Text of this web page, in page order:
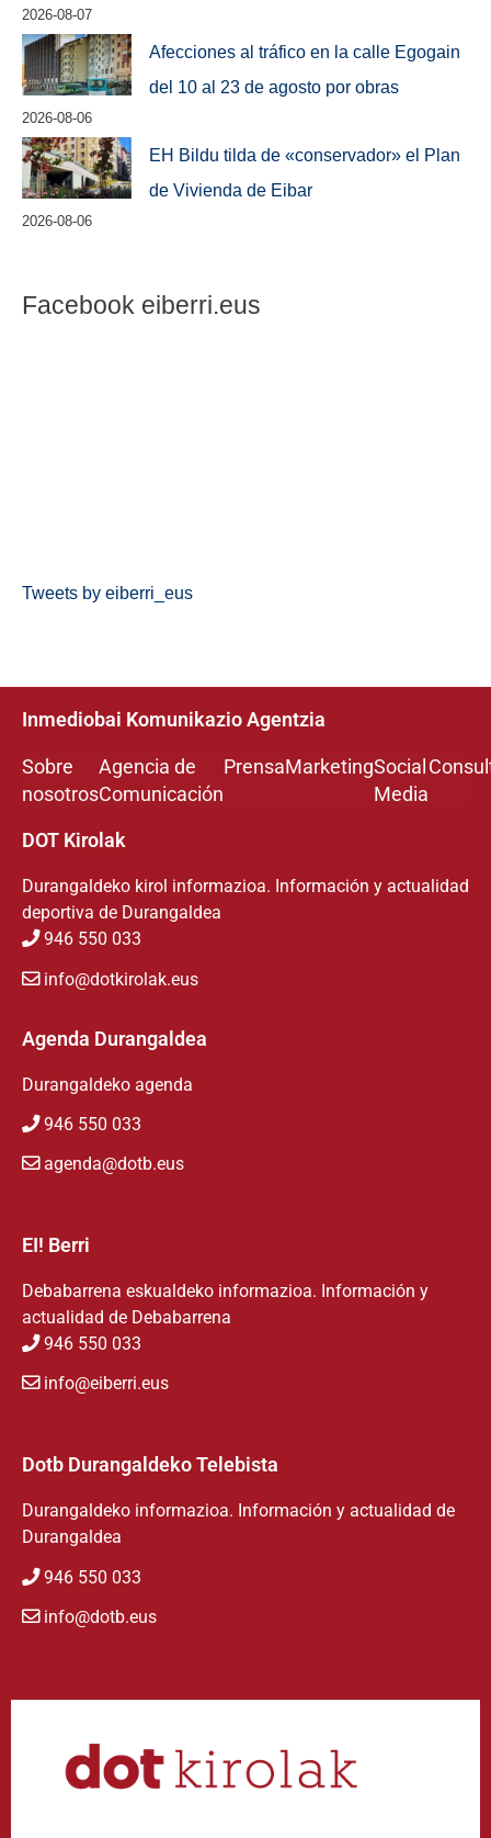
2026-08-07
Afecciones al tráfico en la calle Egogain
del 10 al 23 de agosto por obras
2026-08-06
EH Bildu tilda de «conservador» el Plan
de Vivienda de Eibar
2026-08-06
Facebook eiberri.eus
Tweets by eiberri_eus
Inmediobai Komunikazio Agentzia
Sobre
nosotros
Agencia de
Comunicación
PrensaMarketingSocial
Media
DOT Kirolak
Durangaldeko kirol informazioa. Información y actualidad
deportiva de Durangaldea
946 550 033
info@dotkirolak.eus
Agenda Durangaldea
Durangaldeko agenda
946 550 033
agenda@dotb.eus
EI! Berri
Debabarrena eskualdeko informazioa. Información y
actualidad de Debabarrena
946 550 033
info@eiberri.eus
Dotb Durangaldeko Telebista
Durangaldeko informazioa. Información y actualidad de
Durangaldea
946 550 033
info@dotb.eus